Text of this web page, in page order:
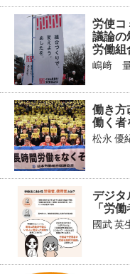
労使コ
議論の
労働組
嶋﨑
働き方
働く者
松永 優
デジタ
「労
國武 英